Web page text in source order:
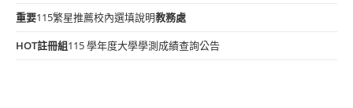
重要115繁星推薦校內選填說明教務處
HOT註冊組115 學年度大學學測成績查詢公告